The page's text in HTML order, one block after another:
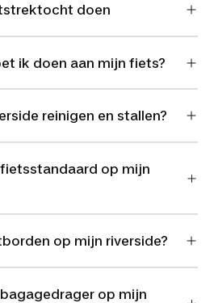
doen
ik doen aan mijn fiets?
reinigen en stallen?
op mijn
op mijn riverside?
op mijn